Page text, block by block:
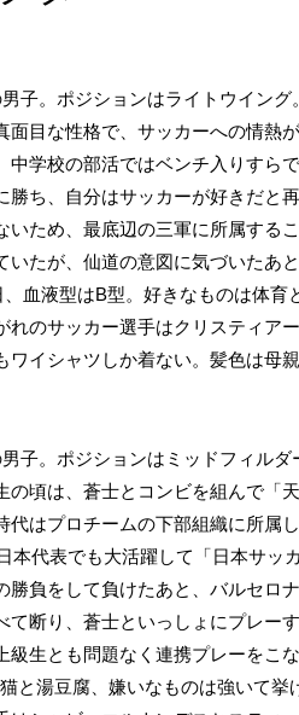
子。ポジションはライトウイン
目な性格で、サッカーへの情熱
中学校の部活ではベンチ入りすら
勝ち、自分はサッカーが好きだと
ため、最底辺の三軍に所属する
たが、仙道の意図に気づいたあ
血液型はB型。好きなものは体
れのサッカー選手はクリスティア
イシャツしか着ない。髪色は母
子。ポジションはミッドフィル
の頃は、蒼士とコンビを組んで「
はプロチームの下部組織に所属
本代表でも大活躍して「日本サッ
勝負をして負けたあと、バルセロ
断り、蒼士といっしょにプレー
生とも問題なく連携プレーをこ
と湯豆腐、嫌いなものは強いて挙